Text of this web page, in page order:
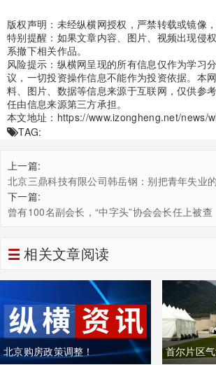
版权声明：未经纵横网授权，严禁转载或镜像，
特别提醒：如果文章内容、图片、视频出现侵
系撤下相关作品。
风险提示：纵横网呈现的所有信息仅作为学习
议，一切投资操作信息不能作为投资依据。本
料、图片、数据等信息来源于互联网，仅供参
任由信息来源第三方承担。
本文地址： https://www.izongheng.net/news/
TAG:
上一篇:
北京三鼎科技有限公司韩岳钢：别把青年失业
下一篇:
曾有100名副会长，“中字头”协会会长任上被查
相关文章阅读
北京购房政策调整！
首尔片区